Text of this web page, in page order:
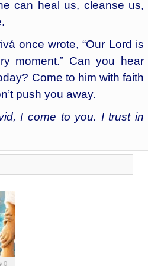
can heal us, cleanse us,
once wrote, “Our Lord is
moment.” Can you hear
Come to him with faith
push you away.
I come to you. I trust in
0